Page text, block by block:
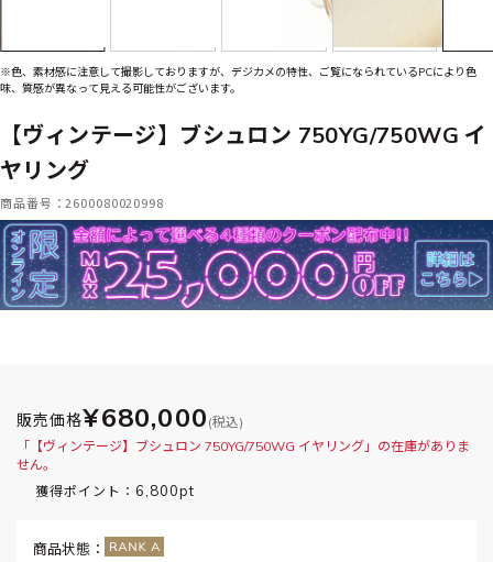
※色、素材感に注意して撮影しておりますが、デジカメの特性、ご覧になられているPCにより色
味、質感が異なって見える可能性がございます。
【ヴィンテージ】ブシュロン 750YG/750WG イ
ヤリング
商品番号：2600080020998
販売価格¥680,000 (税込)
「【ヴィンテージ】ブシュロン 750YG/750WG イヤリング」の在庫がありま
せん。
獲得ポイント： 6,800pt
商品状態：